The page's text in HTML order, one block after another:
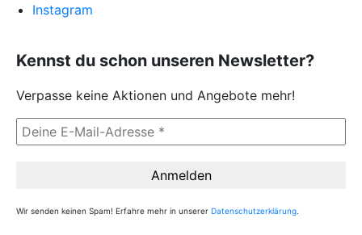
Instagram
Kennst du schon unseren Newsletter?
Verpasse keine Aktionen und Angebote mehr!
Wir senden keinen Spam! Erfahre mehr in unserer Datenschutzerklärung.